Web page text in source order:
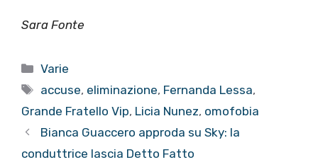
Sara Fonte
Categorie
Varie
Tag
accuse, eliminazione, Fernanda Lessa,
Grande Fratello Vip, Licia Nunez, omofobia
Bianca Guaccero approda su Sky: la
conduttrice lascia Detto Fatto